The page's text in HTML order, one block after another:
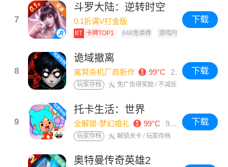
7
斗罗大陆：逆转时空
0.1折满V打金版
0元畅玩 · 优惠劵 440 MB
BT 卡牌TOP1 648免单券 游戏内天天送648
下载
8
诡域撤离
离冥杀机厂商新作 99°C 200 MB
玩家存档 免广告得奖励/ 不减反增
下载
9
托卡生活：世界
全解锁-梦幻婚礼 99°C 948 MB
玩家存档 解锁关卡/ 玩家存档
下载
奥特曼传奇英雄2